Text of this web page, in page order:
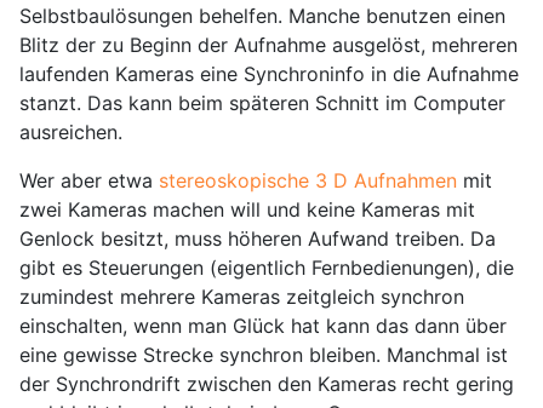
Selbstbaulösungen behelfen. Manche benutzen einen
Blitz der zu Beginn der Aufnahme ausgelöst, mehreren
laufenden Kameras eine Synchroninfo in die Aufnahme
stanzt. Das kann beim späteren Schnitt im Computer
ausreichen.
Wer aber etwa stereoskopische 3 D Aufnahmen mit
zwei Kameras machen will und keine Kameras mit
Genlock besitzt, muss höheren Aufwand treiben. Da
gibt es Steuerungen (eigentlich Fernbedienungen), die
zumindest mehrere Kameras zeitgleich synchron
einschalten, wenn man Glück hat kann das dann über
eine gewisse Strecke synchron bleiben. Manchmal ist
der Synchrondrift zwischen den Kameras recht gering